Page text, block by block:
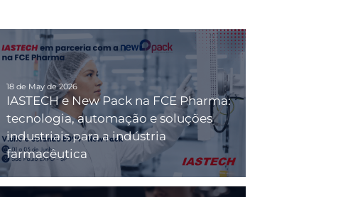
18 de May de 2026
IASTECH e New Pack na FCE Pharma:
tecnologia, automação e soluções
industriais para a indústria
farmacêutica